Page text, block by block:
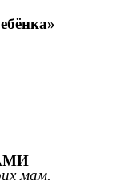
мам.